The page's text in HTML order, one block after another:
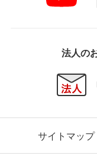
法人の
サイトマップ